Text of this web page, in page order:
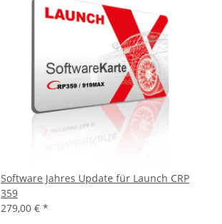
Software Jahres Update für Launch CRP
359
279,00 € *